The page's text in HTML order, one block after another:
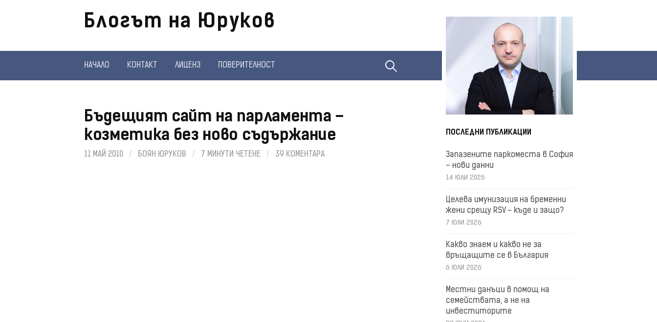
Блогът на Юруков
НАЧАЛО КОНТАКТ ЛИЦЕНЗ ПОВЕРИТЕЛНОСТ Търсене
Бъдещият сайт на парламента –
козметика без ново съдържание
11 МАЙ 2010 / БОЯН ЮРУКОВ / 7 МИНУТИ ЧЕТЕНЕ / 39 КОМЕНТАРА
ПОСЛЕДНИ ПУБЛИКАЦИИ
Запазените паркоместа в София
– нови данни
14 ЮЛИ 2026
Целева имунизация на бременни
жени срещу RSV – къде и защо?
7 ЮЛИ 2026
Какво знаем и какво не за
връщащите се в България
6 ЮЛИ 2026
Местни данъци в помощ на
семействата, а не на
инвеститорите